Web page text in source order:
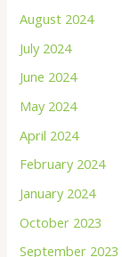
August 2024
July 2024
June 2024
May 2024
April 2024
February 2024
January 2024
October 2023
September 2023